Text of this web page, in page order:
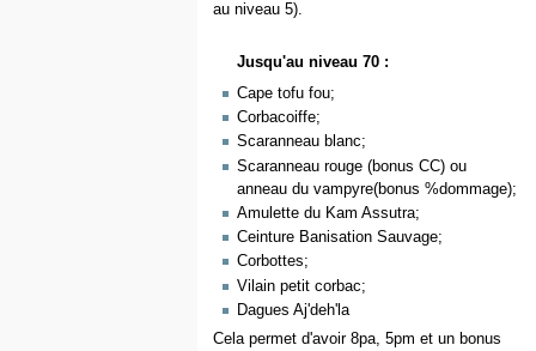
au niveau 5).
Jusqu'au niveau 70 :
Cape tofu fou;
Corbacoiffe;
Scaranneau blanc;
Scaranneau rouge (bonus CC) ou
anneau du vampyre(bonus %dommage);
Amulette du Kam Assutra;
Ceinture Banisation Sauvage;
Corbottes;
Vilain petit corbac;
Dagues Aj'deh'la
Cela permet d'avoir 8pa, 5pm et un bonus